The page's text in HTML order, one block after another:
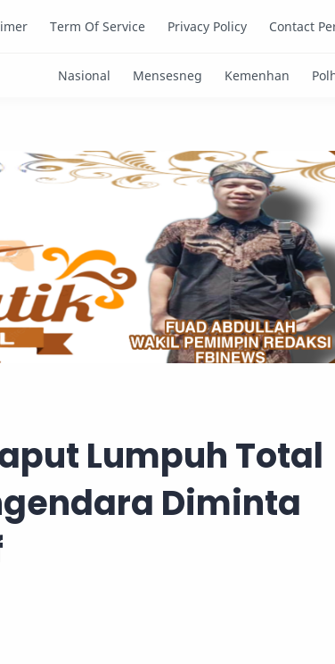
Term Of Service Privacy Policy Contact
Lumpuh Total
Diminta